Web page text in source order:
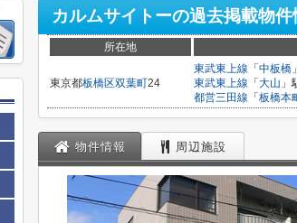
カルムサイトーの過去掲載物件
所在地
東京都板橋区双葉町24
東武東上線 「 中板橋
東武東上線 「 大山 」
都営三田線 「 板橋本
物件情報 周辺施設